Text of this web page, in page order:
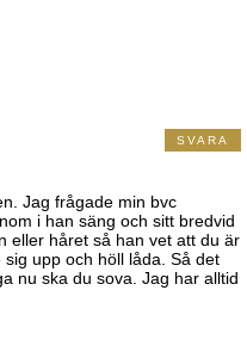
Jag frågade min bvc
i han säng och sitt bredvid
eller håret så han vet att du är
upp och höll låda. Så det
nu ska du sova. Jag har alltid
SVARA